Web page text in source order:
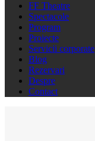
FF Theatre
Spectacole
Program
Proiecte
Servicii corporate
Blog
Rezervari
Despre
Contact